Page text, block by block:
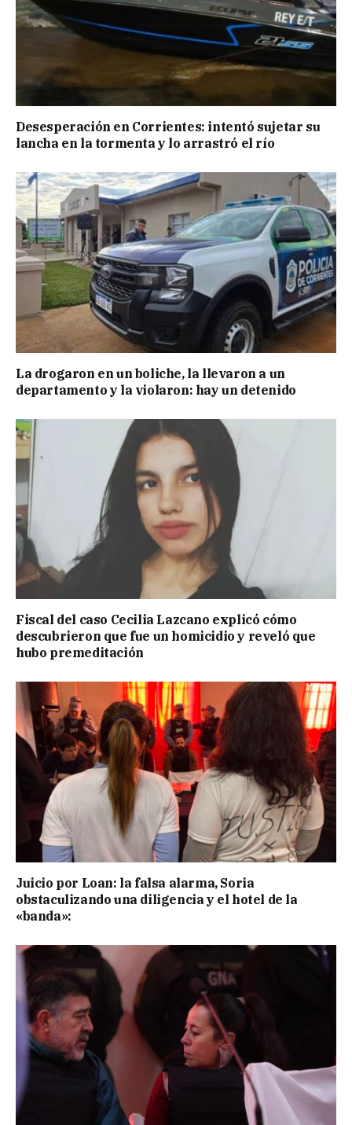
Desesperación en Corrientes: intentó sujetar su
lancha en la tormenta y lo arrastró el río
La drogaron en un boliche, la llevaron a un
departamento y la violaron: hay un detenido
Fiscal del caso Cecilia Lazcano explicó cómo
descubrieron que fue un homicidio y reveló que
hubo premeditación
Juicio por Loan: la falsa alarma, Soria
obstaculizando una diligencia y el hotel de la
«banda»: